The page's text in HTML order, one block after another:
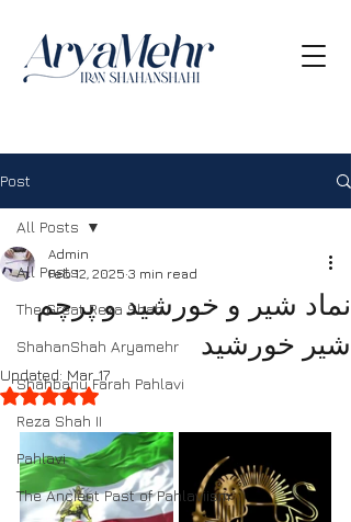
Post
All Posts
The Great Reza Shah
ShahanShah Aryamehr
Shahbanu Farah Pahlavi
Reza Shah II
Pahlavi
The Ancient Past of Pahlaviism
All Posts
نماد شیر و خورشید و پرچم
شیر خورشید
Admin
Feb 12, 2025 3 min read
Updated: Mar 17
Rated NaN out of 5 stars.